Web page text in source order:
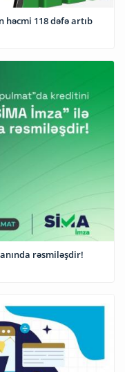
həcmi 118 dəfə artıb
rəsmiləşdir!